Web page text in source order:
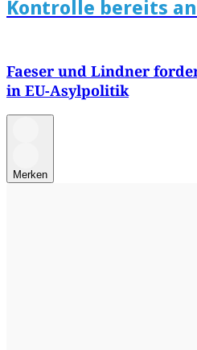
Kontrolle bereits
Faeser und Lindner
in EU-Asylpolitik
Merken